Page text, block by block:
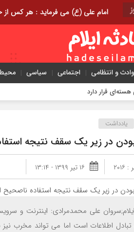
امام علی (ع) می فرماید : هر کس از خود بدگویی و انتقاد کند٬ خود را اصلاح کرده و هر
و انتظامی اجتماعی سیاسی
یادداشت
بودن در زیر یک سقف نتیجه
۱۶ تیر ۱۳۹۹ - ۱۳:۱۴
علی محمدمرادی: اینترنت و
اطلاعات است اما می تواند مخرب نیز